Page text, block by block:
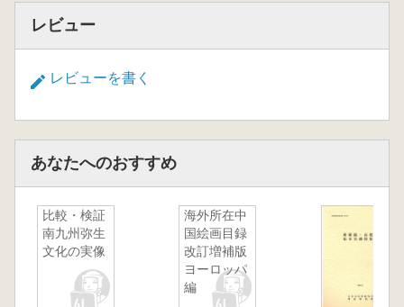
レビュー
レビューを書く
あなたへのおすすめ
比較・検証
南九州弥生
文化の実像
海外所在中
国絵画目録
改訂増補版
ヨーロッパ
編